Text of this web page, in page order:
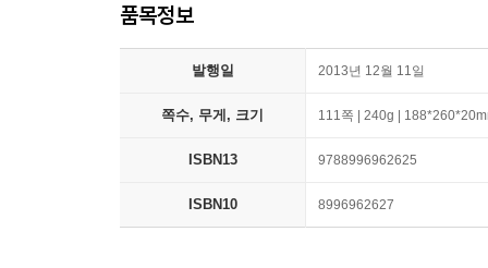
품목정보
발행일 2013년 12월 11일
쪽수, 무게, 크기 111쪽 | 240g |
ISBN13 9788996962625
ISBN10 8996962627